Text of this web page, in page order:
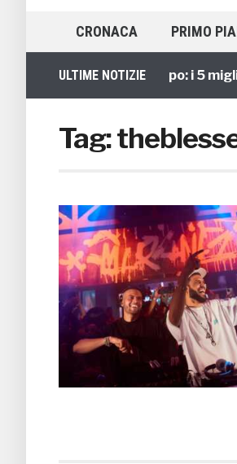
CRONACA PRIMO
ULTIME NOTIZIE
Viaggi di Gruppo: i 5
Tag: